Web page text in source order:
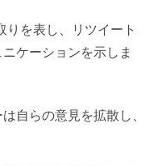
を表し、リツイート
ケーションを示しま
自らの意見を拡散し、